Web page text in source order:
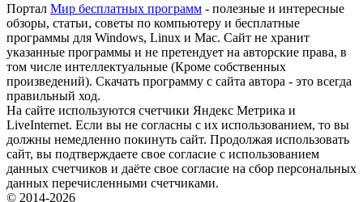
Портал Мир бесплатных программ - полезные и интересные
обзоры, статьи, советы по компьютеру и бесплатные
программы для Windows, Linux и Mac. Сайт не хранит
указанные программы и не претендует на авторские права, в
том числе интеллектуальные (Кроме собственных
произведений). Скачать программу с сайта автора - это всегда
правильный ход.
На сайте используются счетчики Яндекс Метрика и
LiveInternet. Если вы не согласны с их использованием, то вы
должны немедленно покинуть сайт. Продолжая использовать
сайт, вы подтверждаете свое согласие с использованием
данных счетчиков и даёте свое согласие на сбор персональных
данных перечисленными счетчиками.
© 2014-2026